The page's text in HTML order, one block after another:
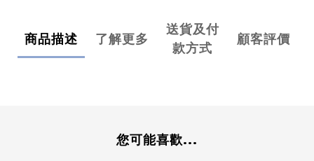
商品描述 了解更多
送貨及付
款方式
顧客評價
您可能喜歡...